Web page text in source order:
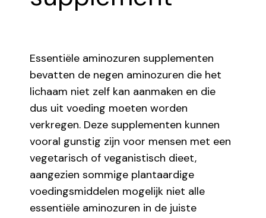
Essentiële aminozuren supplementen
bevatten de negen aminozuren die het
lichaam niet zelf kan aanmaken en die
dus uit voeding moeten worden
verkregen. Deze supplementen kunnen
vooral gunstig zijn voor mensen met een
vegetarisch of veganistisch dieet,
aangezien sommige plantaardige
voedingsmiddelen mogelijk niet alle
essentiële aminozuren in de juiste